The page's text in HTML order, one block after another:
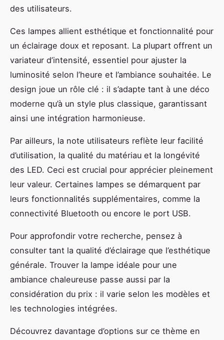
des utilisateurs.
Ces lampes allient esthétique et fonctionnalité pour
un éclairage doux et reposant. La plupart offrent un
variateur d’intensité, essentiel pour ajuster la
luminosité selon l’heure et l’ambiance souhaitée. Le
design joue un rôle clé : il s’adapte tant à une déco
moderne qu’à un style plus classique, garantissant
ainsi une intégration harmonieuse.
Par ailleurs, la note utilisateurs reflète leur facilité
d’utilisation, la qualité du matériau et la longévité
des LED. Ceci est crucial pour apprécier pleinement
leur valeur. Certaines lampes se démarquent par
leurs fonctionnalités supplémentaires, comme la
connectivité Bluetooth ou encore le port USB.
Pour approfondir votre recherche, pensez à
consulter tant la qualité d’éclairage que l’esthétique
générale. Trouver la lampe idéale pour une
ambiance chaleureuse passe aussi par la
considération du prix : il varie selon les modèles et
les technologies intégrées.
Découvrez davantage d’options sur ce thème en